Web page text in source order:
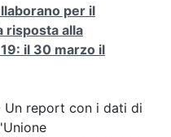
per il
risposta alla
il 30 marzo il
Un report con i dati di